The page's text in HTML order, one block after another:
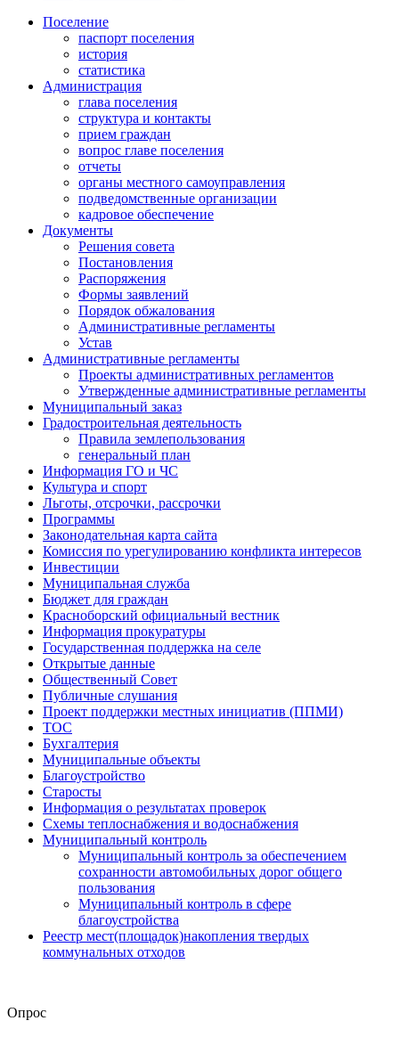
Поселение
паспорт поселения
история
статистика
Администрация
глава поселения
структура и контакты
прием граждан
вопрос главе поселения
отчеты
органы местного самоуправления
подведомственные организации
кадровое обеспечение
Документы
Решения совета
Постановления
Распоряжения
Формы заявлений
Порядок обжалования
Административные регламенты
Устав
Административные регламенты
Проекты административных регламентов
Утвержденные административные регламенты
Муниципальный заказ
Градостроительная деятельность
Правила землепользования
генеральный план
Информация ГО и ЧС
Культура и спорт
Льготы, отсрочки, рассрочки
Программы
Законодательная карта сайта
Комиссия по урегулированию конфликта интересов
Инвестиции
Муниципальная служба
Бюджет для граждан
Красноборский официальный вестник
Информация прокуратуры
Государственная поддержка на селе
Открытые данные
Общественный Совет
Публичные слушания
Проект поддержки местных инициатив (ППМИ)
ТОС
Бухгалтерия
Муниципальные объекты
Благоустройство
Старосты
Информация о результатах проверок
Схемы теплоснабжения и водоснабжения
Муниципальный контроль
Муниципальный контроль за обеспечением
сохранности автомобильных дорог общего
пользования
Муниципальный контроль в сфере
благоустройства
Реестр мест(площадок)накопления твердых
коммунальных отходов
Опрос